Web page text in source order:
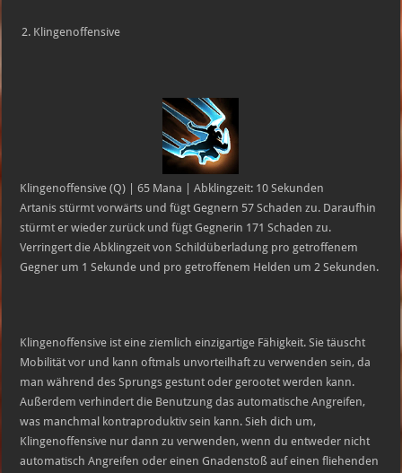
Klingenoffensive
Klingenoffensive (Q) | 65 Mana | Abklingzeit: 10 Sekunden
Artanis stürmt vorwärts und fügt Gegnern 57 Schaden zu. Daraufhin
stürmt er wieder zurück und fügt Gegnerin 171 Schaden zu.
Verringert die Abklingzeit von Schildüberladung pro getroffenem
Gegner um 1 Sekunde und pro getroffenem Helden um 2 Sekunden.
Klingenoffensive ist eine ziemlich einzigartige Fähigkeit. Sie täuscht
Mobilität vor und kann oftmals unvorteilhaft zu verwenden sein, da
man während des Sprungs gestunt oder gerootet werden kann.
Außerdem verhindert die Benutzung das automatische Angreifen,
was manchmal kontraproduktiv sein kann. Sieh dich um,
Klingenoffensive nur dann zu verwenden, wenn du entweder nicht
automatisch Angreifen oder einen Gnadenstoß auf einen fliehenden